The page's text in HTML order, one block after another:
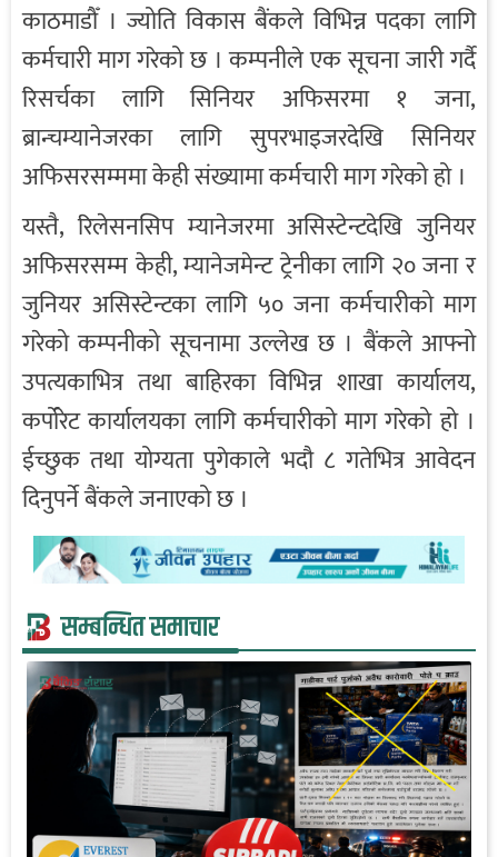
काठमाडौँ । ज्योति विकास बैंकले विभिन्न पदका लागि
कर्मचारी माग गरेको छ । कम्पनीले एक सूचना जारी गर्दै
रिसर्चका लागि सिनियर अफिसरमा १ जना,
ब्रान्चम्यानेजरका लागि सुपरभाइजरदेखि सिनियर
अफिसरसम्ममा केही संख्यामा कर्मचारी माग गरेको हो ।
यस्तै, रिलेसनसिप म्यानेजरमा असिस्टेन्टदेखि जुनियर
अफिसरसम्म केही, म्यानेजमेन्ट ट्रेनीका लागि २० जना र
जुनियर असिस्टेन्टका लागि ५० जना कर्मचारीको माग
गरेको कम्पनीको सूचनामा उल्लेख छ । बैंकले आफ्नो
उपत्यकाभित्र तथा बाहिरका विभिन्न शाखा कार्यालय,
कर्पोरेट कार्यालयका लागि कर्मचारीको माग गरेको हो ।
ईच्छुक तथा योग्यता पुगेकाले भदौ ८ गतेभित्र आवेदन
दिनुपर्ने बैंकले जनाएको छ ।
सम्बन्धित समाचार